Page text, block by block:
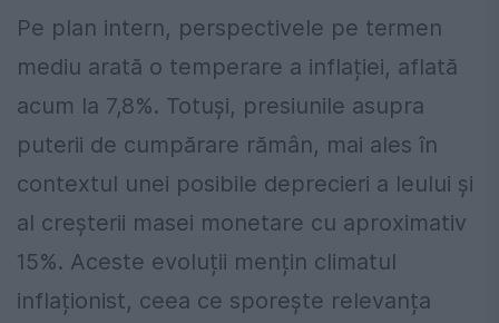
Pe plan intern, perspectivele pe termen
mediu arată o temperare a inflației, aflată
acum la 7,8%. Totuși, presiunile asupra
puterii de cumpărare rămân, mai ales în
contextul unei posibile deprecieri a leului și
al creșterii masei monetare cu aproximativ
15%. Aceste evoluții mențin climatul
inflaționist, ceea ce sporește relevanța